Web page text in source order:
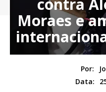
Moraes e
Por:
Data: